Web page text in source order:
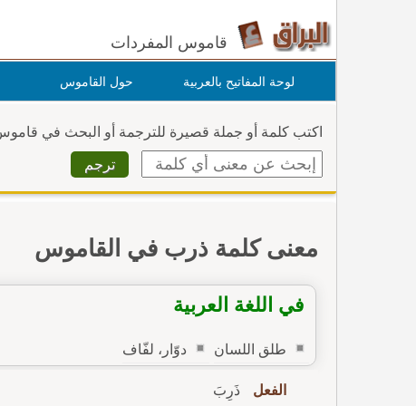
قاموس المفردات
لوحة المفاتيح بالعربية حول القاموس
اكتب كلمة أو جملة قصيرة للترجمة أو البحث في
معنى كلمة ذرب في القاموس
في اللغة العربية
طلق اللسان دوّار، لفّاف
الفعل ذَرِبَ